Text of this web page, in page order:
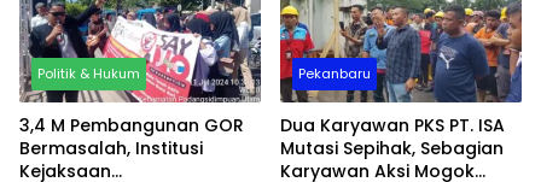
Politik & Hukum
3,4 M Pembangunan GOR
Bermasalah, Institusi
Kejaksaan
Pekanbaru
Dua Karyawan PKS PT. ISA
Mutasi Sepihak, Sebagian
Karyawan Aksi Mogok